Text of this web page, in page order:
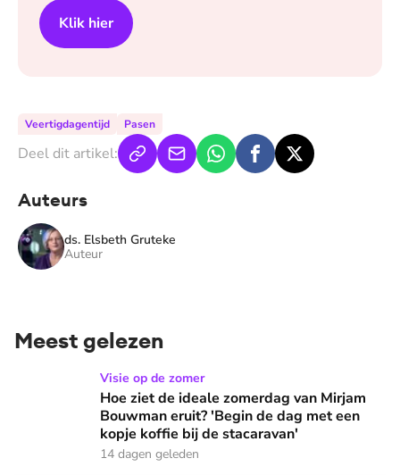
Klik hier
Veertigdagentijd Pasen
Deel dit artikel:
Auteurs
ds. Elsbeth Gruteke
Auteur
Meest gelezen
Hoe ziet de ideale zomerdag van Mirjam Bouwman eruit?
Visie op de zomer
Hoe ziet de ideale zomerdag van Mirjam
Bouwman eruit? 'Begin de dag met een
kopje koffie bij de stacaravan'
14 dagen geleden